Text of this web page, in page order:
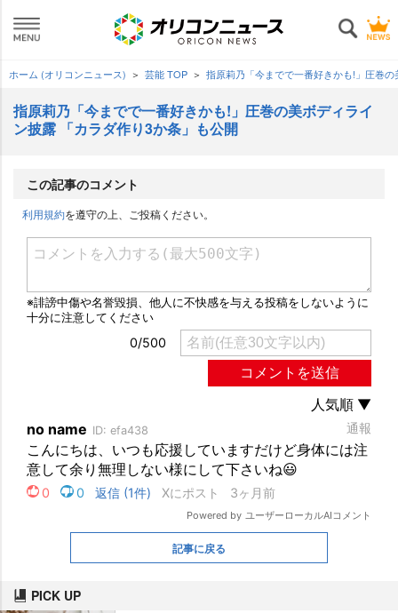
ホーム (オリコンニュース) 芸能 TOP 指原莉乃「今までで一番好きかも!」圧巻
指原莉乃「今までで一番好きかも!」圧巻の美ボディライ
ン披露 「カラダ作り3か条」も公開
この記事のコメント
利用規約を遵守の上、ご投稿ください。
記事に戻る
PICK UP